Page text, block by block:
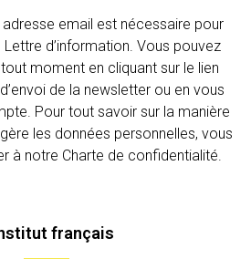
email est nécessaire pour
d’information. Vous pouvez
moment en cliquant sur le lien
de la newsletter ou en vous
Pour tout savoir sur la manière
les données personnelles, vous
à notre Charte de confidentialité.
français